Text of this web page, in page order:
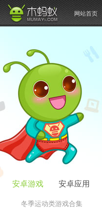
网站首页
安卓游戏 安卓应用
冬季运动类游戏合集